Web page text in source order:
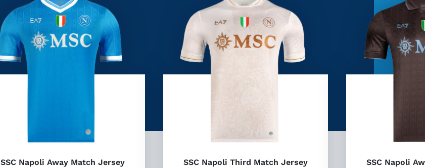
SSC Napoli Away Match Jersey
SSC Napoli Third Match Jersey
SSC Napoli